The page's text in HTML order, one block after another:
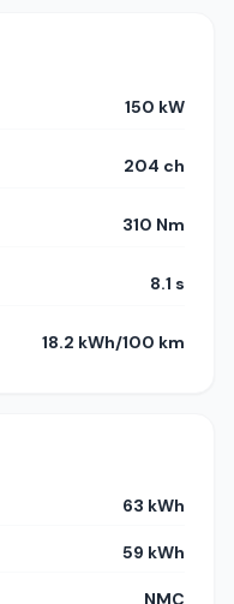
150 kW
204 ch
310 Nm
8.1 s
18.2 kWh/100 km
63 kWh
59 kWh
NMC